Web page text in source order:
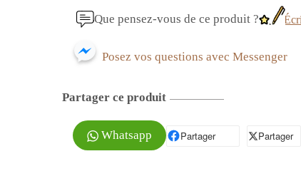
Que pensez-vous de ce produit ?
Posez vos questions avec Messenger
Partager ce produit
Whatsapp PartagerPartager sur Facebook
Partager